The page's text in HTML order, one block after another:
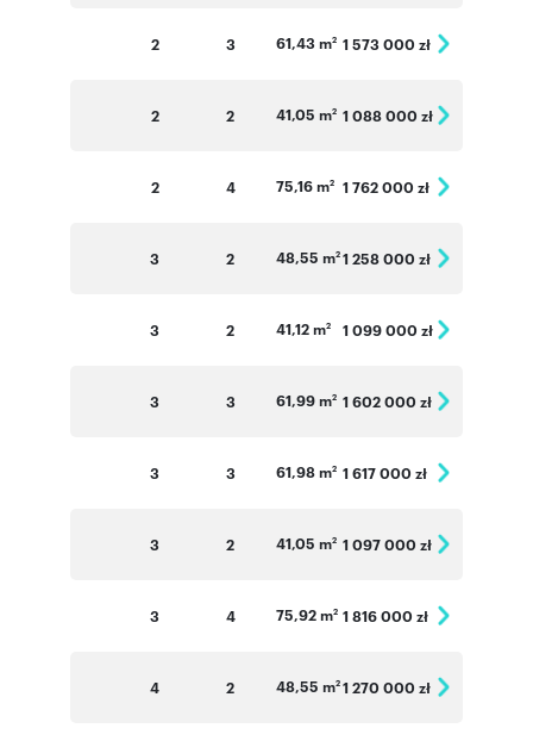
2 3 61,43 m2 1 573 000 zł
2 2 41,05 m2 1 088 000 zł
2 4 75,16 m2 1 762 000 zł
3 2 48,55 m2 1 258 000 zł
3 2 41,12 m2 1 099 000 zł
3 3 61,99 m2 1 602 000 zł
3 3 61,98 m2 1 617 000 zł
3 2 41,05 m2 1 097 000 zł
3 4 75,92 m2 1 816 000 zł
4 2 48,55 m2 1 270 000 zł